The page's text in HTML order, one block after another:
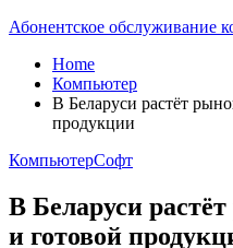
Абонентское обслуживание
Home
Компьютер
В Беларуси растёт
продукции
КомпьютерСофт
В Беларуси
и готовой